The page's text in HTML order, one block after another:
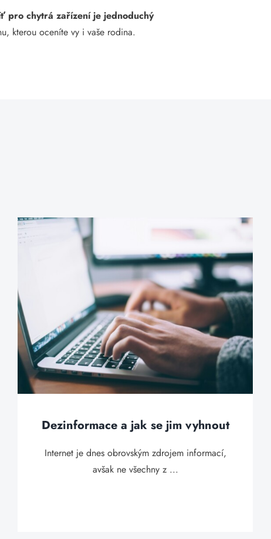
pro chytrá zařízení je jednoduchý
kterou oceníte vy i vaše rodina.
Dezinformace a jak se jim vyhnout
Internet je dnes obrovským zdrojem informací,
avšak ne všechny z ...